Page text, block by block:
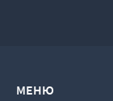
МЕНЮ